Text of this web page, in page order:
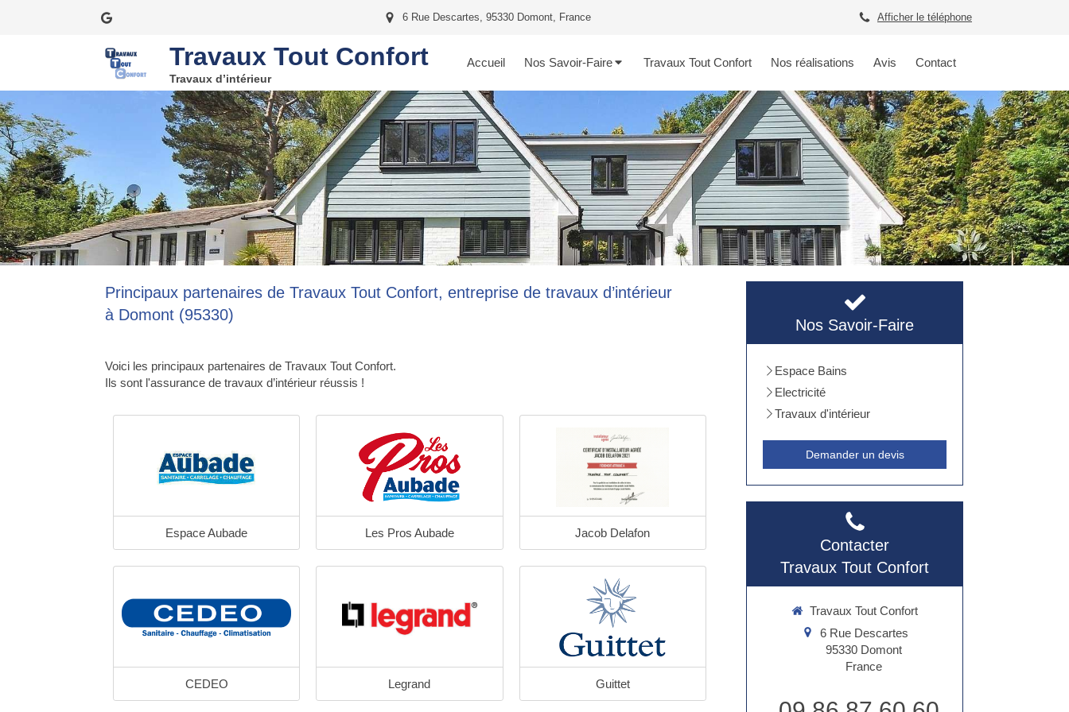
6 Rue Descartes, 95330 Domont, France Afficher le téléphone
Accueil Nos Savoir-Faire Travaux Tout Confort Nos réalisations Avis Contact
Travaux Tout Confort
Travaux d’intérieur
Principaux partenaires de Travaux Tout Confort, entreprise de travaux d’intérieur
à Domont (95330)
Voici les principaux partenaires de Travaux Tout Confort.
Ils sont l'assurance de travaux d’intérieur réussis !
Espace Aubade Les Pros Aubade Jacob Delafon
CEDEO Legrand Guittet
Nos Savoir-Faire
Espace Bains
Electricité
Travaux d'intérieur
Demander un devis
Contacter
Travaux Tout Confort
Travaux Tout Confort
6 Rue Descartes
95330 Domont
France